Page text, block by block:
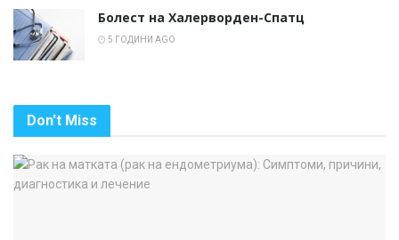
Болест на Халерворден-Спатц
5 ГОДИНИ AGO
Don't Miss